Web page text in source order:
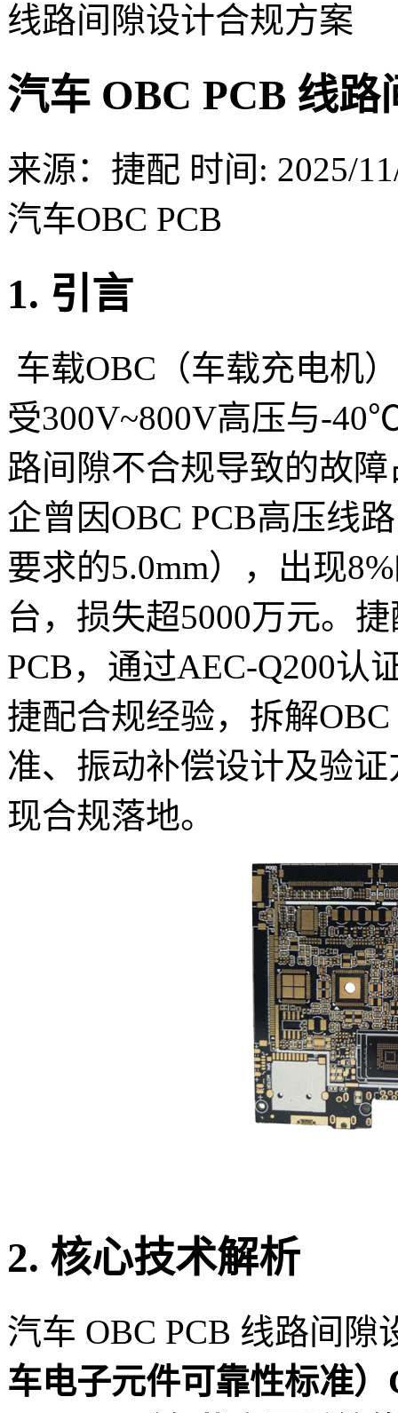
线路间隙设计合规方案
汽车 OBC PCB 线
来源：捷配 时间: 2025/
汽车OBC PCB
1. 引言
车载OBC（车载充电机
受300V~800V高压与-
路间隙不合规导致的故
企曾因OBC PCB高压线
要求的5.0mm），出现
台，损失超5000万元。
PCB，通过AEC-Q200认
捷配合规经验，拆解
准、振动补偿设计及验
现合规落地。
2. 核心技术解析
汽车 OBC PCB 线路间隙
车电子元件可靠性标准